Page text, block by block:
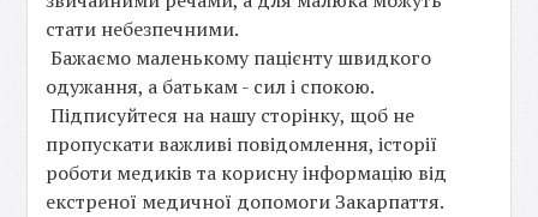
стати небезпечними.
Бажаємо маленькому пацієнту швидкого
одужання, а батькам - сил і спокою.
Підписуйтеся на нашу сторінку, щоб не
пропускати важливі повідомлення, історії
роботи медиків та корисну інформацію від
екстреної медичної допомоги Закарпаття.